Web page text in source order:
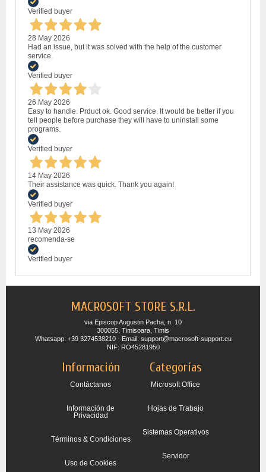
Verified buyer
28 May 2026
Had an issue, but it was solved with the help of the customer
service.
Verified buyer
26 May 2026
Easy to handle. Prduct ok. Good service. It would be better if you
tell people before purchase they will have to uninstall some
programs.
Verified buyer
14 May 2026
Their assistance was quick. Thank you again!
Verified buyer
13 May 2026
recomenda-se
Verified buyer
MACROSOFT STORE S.R.L.
via Episcop Augustin Pacha, n. 10
300055, Timisoara, Timis
Whatsapp: +39 3274538210 - Email: support@macrosoft-support.eu
NIF: RO45281950
Información
Contáctanos
Información de
Privacidad
Términos & Condiciones
Uso de Cookies
Categorías
Microsoft Office
Hojas de Trabajo
Sistemas Operativos
Servidor